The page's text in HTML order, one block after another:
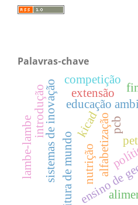
Palavras-chave
ensino
alfabetização
leitura de mundo
educação
sistemas de inovação nutrição
competição
pet
extensão
pcb
kicad
introdução
lambe-lambe